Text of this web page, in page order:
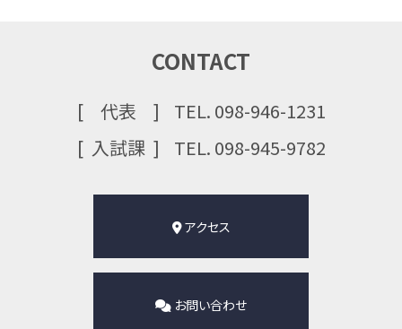
CONTACT
代表
TEL. 098-946-1231
⼊試課
TEL. 098-945-9782
アクセス
お問い合わせ